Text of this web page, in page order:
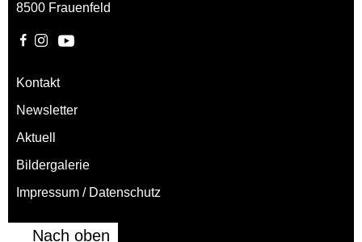
8500 Frauenfeld
Kontakt
Newsletter
Aktuell
Bildergalerie
Impressum / Datenschutz
Nach oben